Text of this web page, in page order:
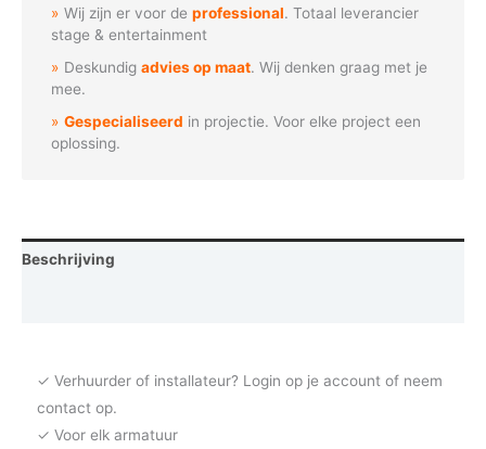
Wij zijn er voor deprofessional. Totaal leverancier
stage & entertainment
Deskundigadvies op maat. Wij denken graag met je
mee.
Gespecialiseerd in projectie. Voor elke project een
oplossing.
Beschrijving
✓ Verhuurder of installateur? Login op je account of neem
contact op.
✓ Voor elk armatuur